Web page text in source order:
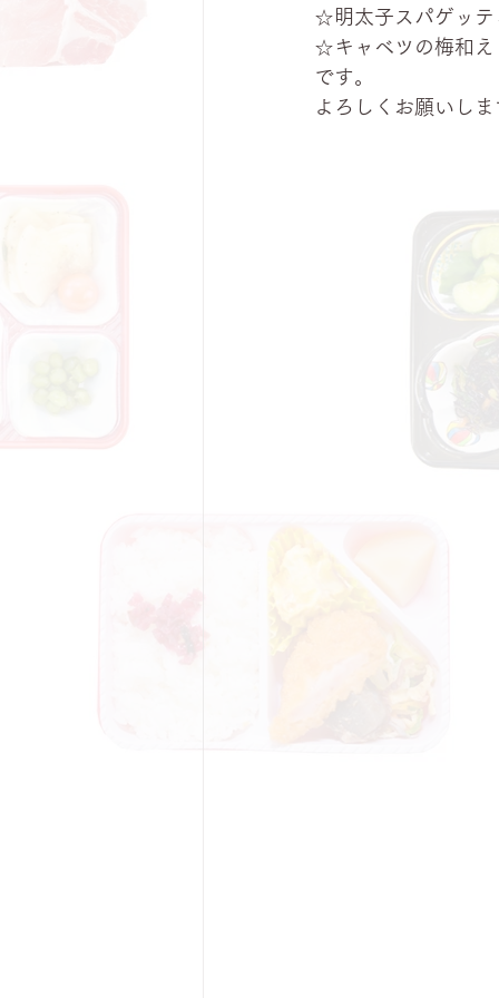
☆明太子スパゲッテ
☆キャベツの梅和え
です。
よろしくお願いし